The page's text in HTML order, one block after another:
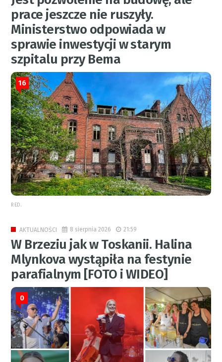
prace jeszcze nie ruszyły.
Ministerstwo odpowiada w
sprawie inwestycji w starym
szpitalu przy Bema
16
RED.
AKTUALNOŚCI 8 sierpnia 2026 21:59
W Brzeziu jak w Toskanii. Halina
Mlynkova wystąpiła na festynie
parafialnym [FOTO i WIDEO]
0